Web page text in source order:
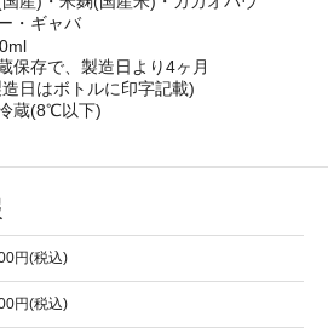
・ギャバ
保存で、製造日より4ヶ月
日はボトルに印字記載)
蔵(8℃以下)
円(税込)
円(税込)